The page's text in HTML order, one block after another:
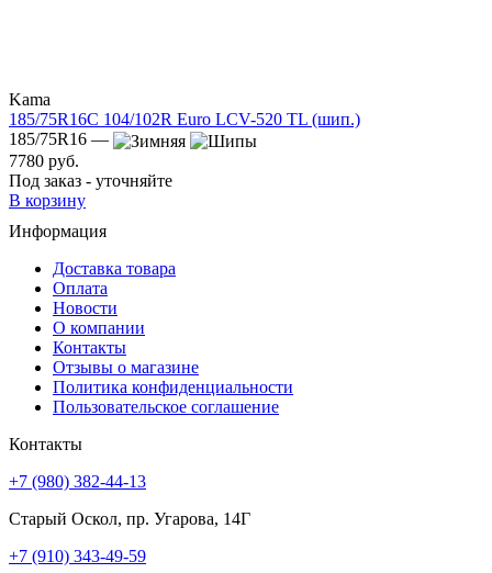
Kama
185/75R16C 104/102R Euro LCV-520 TL (шип.)
185/75R16 —
7780 руб.
Под заказ - уточняйте
В корзину
Информация
Доставка товара
Оплата
Новости
О компании
Контакты
Отзывы о магазине
Политика конфиденциальности
Пользовательское соглашение
Контакты
+7 (980) 382-44-13
Старый Оскол, пр. Угарова, 14Г
+7 (910) 343-49-59